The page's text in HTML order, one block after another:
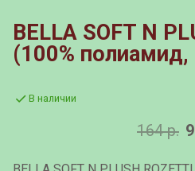
BELLA SOFT N
(100%
В наличии
164 р.